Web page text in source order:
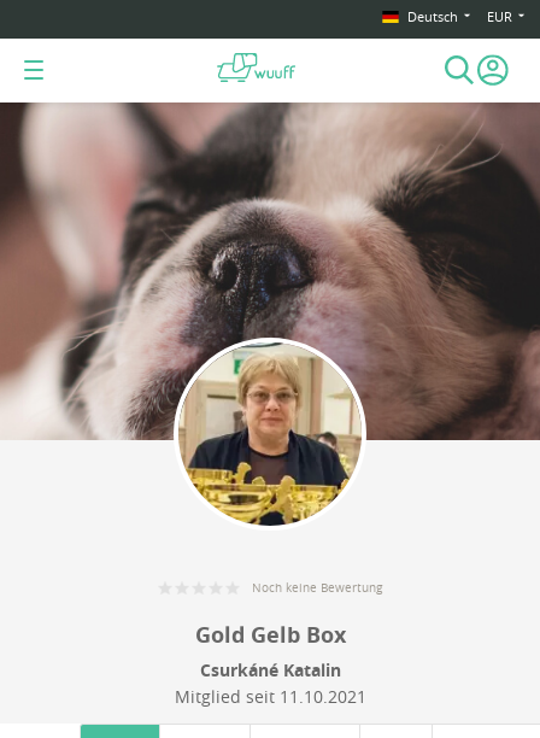
Deutsch EUR
Noch keine Bewertung
Gold Gelb Box
Csurkáné Katalin
Mitglied seit 11.10.2021